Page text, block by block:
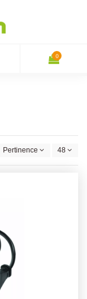
0
Pertinence 48